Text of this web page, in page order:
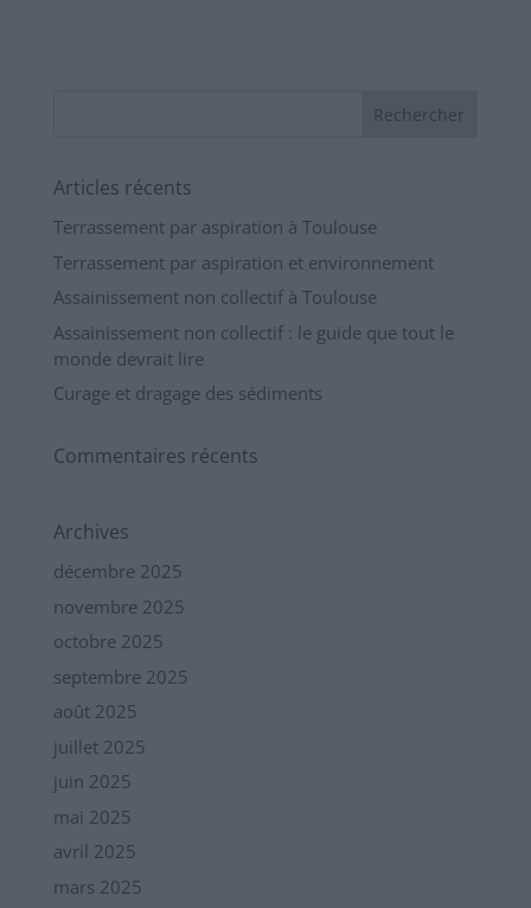
Articles récents
Terrassement par aspiration à Toulouse
Terrassement par aspiration et environnement
Assainissement non collectif à Toulouse
Assainissement non collectif : le guide que tout le
monde devrait lire
Curage et dragage des sédiments
Commentaires récents
Archives
décembre 2025
novembre 2025
octobre 2025
septembre 2025
août 2025
juillet 2025
juin 2025
mai 2025
avril 2025
mars 2025